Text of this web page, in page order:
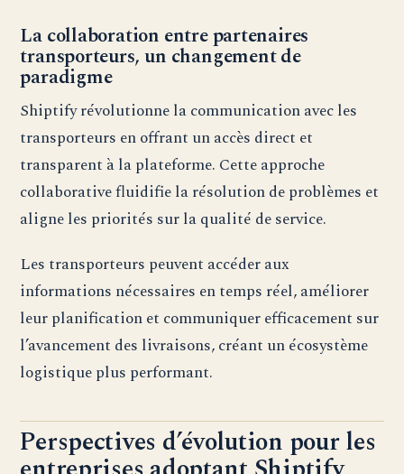
La collaboration entre partenaires
transporteurs, un changement de
paradigme
Shiptify révolutionne la communication avec les
transporteurs en offrant un accès direct et
transparent à la plateforme. Cette approche
collaborative fluidifie la résolution de problèmes et
aligne les priorités sur la qualité de service.
Les transporteurs peuvent accéder aux
informations nécessaires en temps réel, améliorer
leur planification et communiquer efficacement sur
l’avancement des livraisons, créant un écosystème
logistique plus performant.
Perspectives d’évolution pour les